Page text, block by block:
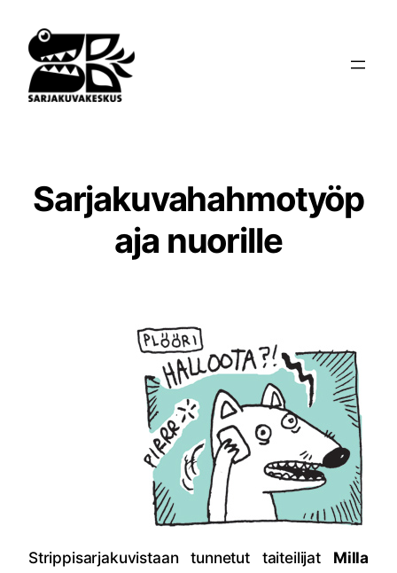
sisältöön
Sarjakuvahahmotyöp
aja nuorille
Strippisarjakuvistaan tunnetut taiteilijat Milla